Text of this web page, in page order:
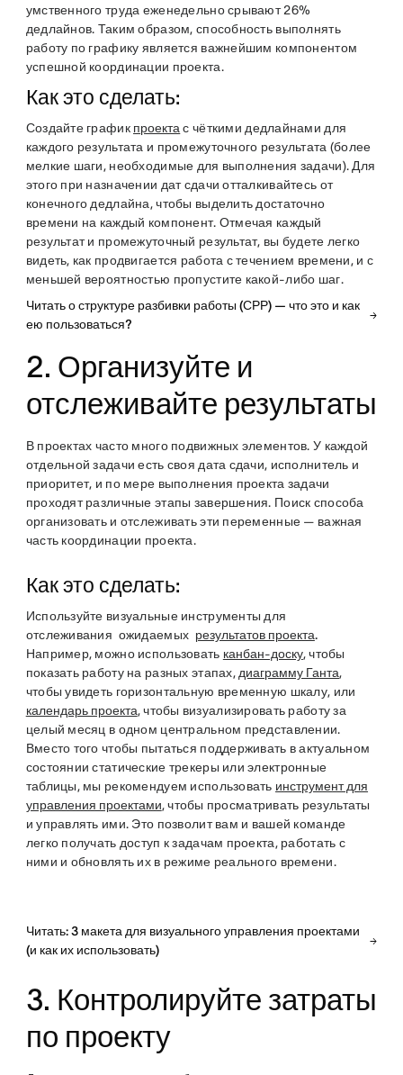
умственного труда еженедельно срывают 26%
дедлайнов. Таким образом, способность выполнять
работу по графику является важнейшим компонентом
успешной координации проекта.
Как это сделать:
Создайте график проектас чёткими дедлайнами для
каждого результата и промежуточного результата (более
мелкие шаги, необходимые для выполнения задачи). Для
этого при назначении дат сдачи отталкивайтесь от
конечного дедлайна, чтобы выделить достаточно
времени на каждый компонент. Отмечая каждый
результат и промежуточный результат, вы будете легко
видеть, как продвигается работа с течением времени, и с
меньшей вероятностью пропустите какой-либо шаг.
Читать о структуре разбивки работы (СРР) — что это и как
ею пользоваться?
2. Организуйте и
отслеживайте результаты
В проектах часто много подвижных элементов. У каждой
отдельной задачи есть своя дата сдачи, исполнитель и
приоритет, и по мере выполнения проекта задачи
проходят различные этапы завершения. Поиск способа
организовать и отслеживать эти переменные — важная
часть координации проекта.
Как это сделать:
Используйте визуальные инструменты для
отслеживания ожидаемых результатов проекта.
Например, можно использовать канбан-доску, чтобы
показать работу на разных этапах,диаграмму Ганта,
чтобы увидеть горизонтальную временную шкалу, или
календарь проекта, чтобы визуализировать работу за
целый месяц в одном центральном представлении.
Вместо того чтобы пытаться поддерживать в актуальном
состоянии статические трекеры или электронные
таблицы, мы рекомендуем использовать инструмент для
управления проектами, чтобы просматривать результаты
и управлять ими. Это позволит вам и вашей команде
легко получать доступ к задачам проекта, работать с
ними и обновлять их в режиме реального времени.
Читать: 3 макета для визуального управления проектами
(и как их использовать)
3. Контролируйте затраты
по проекту